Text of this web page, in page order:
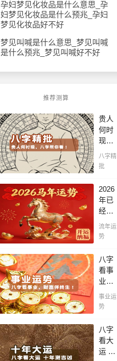
孕妇梦见化妆品是什么意思_孕
妇梦见化妆品是什么预兆_孕妇
梦见化妆品好不好
梦见叫喊是什么意思_梦见叫喊
是什么预兆_梦见叫喊好不好
推荐测算
贵人
何时
现，
八字
帮你
平阴
阳断
祸
八字
精批
一生
好命
运！
八字精
批
2026
年已
经到
来，
如何
把握
先
机，
避
凶，
弯
路，
点击
流年运
势
八字
看事
业，
财富
伴终
哪日
出生
的人
最有
事业运
势
八字
看大
运 十